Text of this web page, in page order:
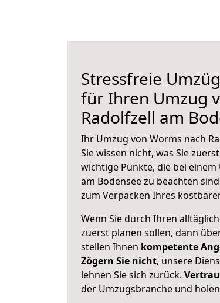
Stressfreie
für Ihren Umzug
Radolfzell am
Ihr Umzug von Worms nach
Sie wissen nicht, was Sie
wichtige Punkte, die bei
am Bodensee zu beachten
zum Verpacken Ihres
Wenn Sie durch Ihren
zuerst planen sollen, dann
stellen Ihnen kompetente
Zögern Sie nicht, unsere
lehnen Sie sich zurück.
der Umzugsbranche und